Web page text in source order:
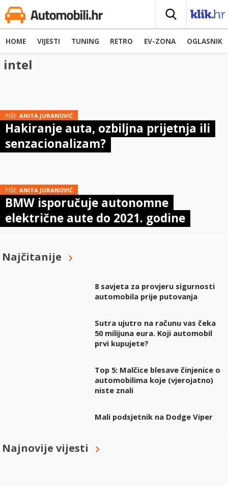
HOME VIJESTI TUNING RETRO EV-ZONA OGLASNIK
intel
PIŠE: ANITA JURANOVIĆ
Hakiranje auta, ozbiljna prijetnja ili
senzacionalizam?
PIŠE: ANITA JURANOVIĆ
BMW isporučuje autonomne
električne aute do 2021. godine
Najčitanije
8 savjeta za provjeru sigurnosti
automobila prije putovanja
Sutra ujutro na računu vas čeka
50 milijuna eura. Koji automobil
prvi kupujete?
Top 5: Malčice blesave činjenice o
automobilima koje (vjerojatno)
niste znali
Mali podsjetnik na Dodge Viper
Najnovije vijesti